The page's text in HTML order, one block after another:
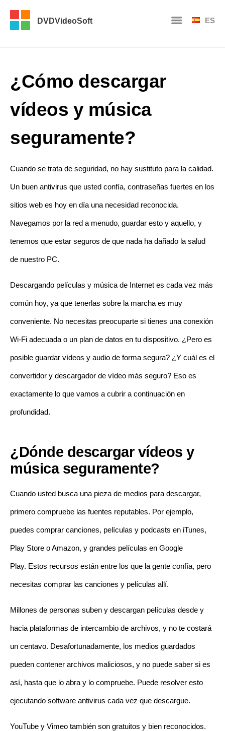
DVDVideoSoft ES
¿Cómo descargar
vídeos y música
seguramente?
Cuando se trata de seguridad, no hay sustituto para la calidad.
Un buen antivirus que usted confía, contraseñas fuertes en los
sitios web es hoy en día una necesidad reconocida.
Navegamos por la red a menudo, guardar esto y aquello, y
tenemos que estar seguros de que nada ha dañado la salud
de nuestro PC.
Descargando películas y música de Internet es cada vez más
común hoy, ya que tenerlas sobre la marcha es muy
conveniente. No necesitas preocuparte si tienes una conexión
Wi-Fi adecuada o un plan de datos en tu dispositivo. ¿Pero es
posible guardar vídeos y audio de forma segura? ¿Y cuál es el
convertidor y descargador de vídeo más seguro? Eso es
exactamente lo que vamos a cubrir a continuación en
profundidad.
¿Dónde descargar vídeos y
música seguramente?
Cuando usted busca una pieza de medios para descargar,
primero compruebe las fuentes reputables. Por ejemplo,
puedes comprar canciones, películas y podcasts en iTunes,
Play Store o Amazon, y grandes películas en Google
Play. Estos recursos están entre los que la gente confía, pero
necesitas comprar las canciones y películas allí.
Millones de personas suben y descargan películas desde y
hacia plataformas de intercambio de archivos, y no te costará
un centavo. Desafortunadamente, los medios guardados
pueden contener archivos maliciosos, y no puede saber si es
así, hasta que lo abra y lo compruebe. Puede resolver esto
ejecutando software antivirus cada vez que descargue.
YouTube y Vimeo también son gratuitos y bien reconocidos.